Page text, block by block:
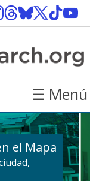
☰ Menú
el Mapa